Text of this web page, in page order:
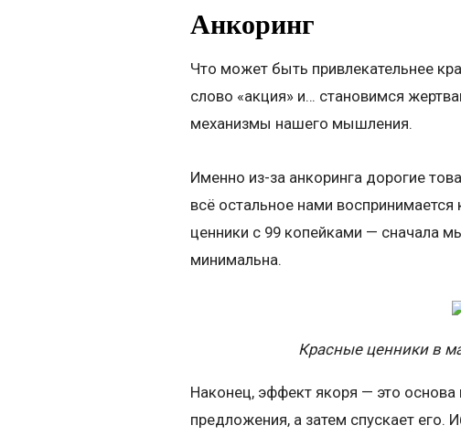
Анкоринг
Что может быть привлекательнее
слово «акция» и… становимся
механизмы нашего мышления.
Именно из-за анкоринга дорогие
всё остальное нами
ценники с 99 копейками — сначала
минимальна.
Красные ценники в
Наконец, эффект якоря — это
предложения, а затем спускает его.